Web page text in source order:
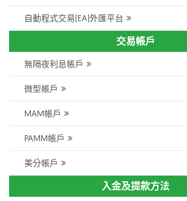
自動程式交易(EA)外匯平台
交易帳戶
無隔夜利息帳戶
微型帳戶
MAM帳戶
PAMM帳戶
美分帳戶
入金及提款方法